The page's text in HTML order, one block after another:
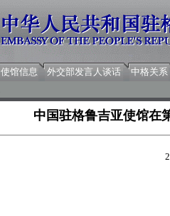
使馆信息 外交部发言人谈话
中格关系
中国驻格鲁吉亚使馆在